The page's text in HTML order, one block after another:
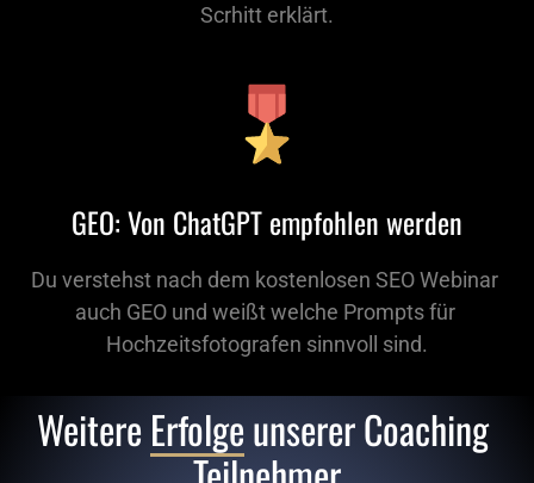
Scrhitt erklärt.
GEO: Von ChatGPT empfohlen werden
Du verstehst nach dem kostenlosen SEO Webinar
auch GEO und weißt welche Prompts für
Hochzeitsfotografen sinnvoll sind.
Weitere Erfolge unserer Coaching